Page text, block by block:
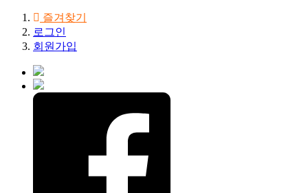
즐겨찾기
로그인
회원가입